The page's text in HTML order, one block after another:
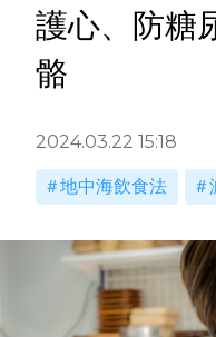
護心、防糖
骼
2024.03.22 15:18
地中海飲食法